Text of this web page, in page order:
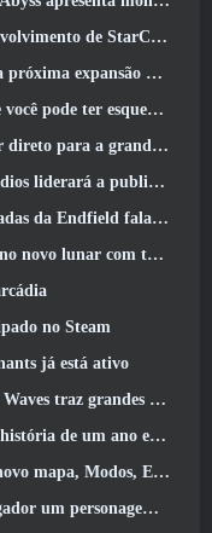
acordo com relatório do canal coreano
do Cataclismo
participando do PvP Fest do Steam
para a grandeza
ocidental da Aion 2
fala sobre os jogadores
de eventos de super cavalos
no Steam
já está ativo
e mudanças na qualidade de vida
“2”, A Blizzard está abandonando isso)
solicitadas pelos jogadores
estrelas grátis de sua escolha